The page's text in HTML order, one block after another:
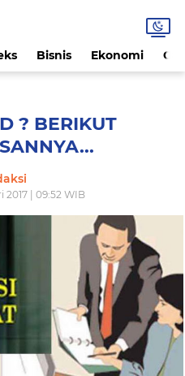
Bisnis Ekonomi
? BERIKUT
2017 | 09:52 WIB